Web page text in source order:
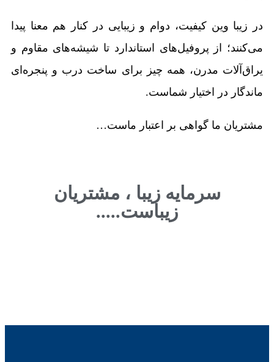
در زیبا وین کیفیت، دوام و زیبایی در کنار هم معنا پیدا
می‌کنند؛ از پروفیل‌های استاندارد تا شیشه‌های مقاوم و
یراق‌آلات مدرن، همه چیز برای ساخت درب و پنجره‌ای
ماندگار در اختیار شماست.
مشتریان ما گواهی بر اعتبار ماست…
سرمایه زیبا ، مشتریان
زیباست.....